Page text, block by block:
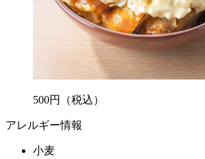
500円 （税込）
アレルギー情報
小麦